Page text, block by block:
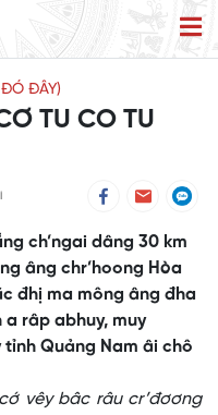
ĐÓ ĐÂY)
TU CO TU
ch’ngai dâng 30 km
âng chr’hoong Hòa
đhị ma mông âng đha
a râp abhuy, muy
tỉnh Quảng Nam âi chô
vêy bâc râu cr’đơơng